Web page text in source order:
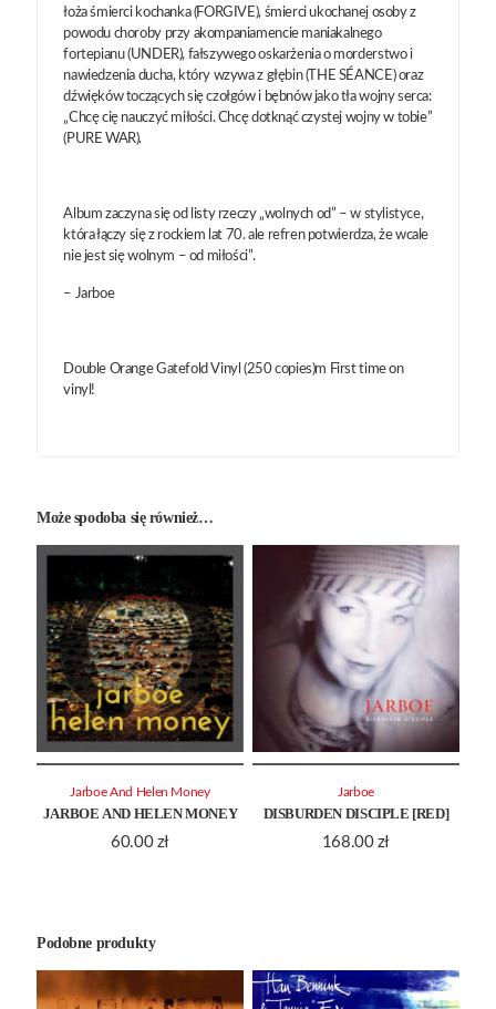
łoża śmierci kochanka (FORGIVE), śmierci ukochanej osoby z
powodu choroby przy akompaniamencie maniakalnego
fortepianu (UNDER), fałszywego oskarżenia o morderstwo i
nawiedzenia ducha, który wzywa z głębin (THE SÉANCE) oraz
dźwięków toczących się czołgów i bębnów jako tła wojny serca:
„Chcę cię nauczyć miłości. Chcę dotknąć czystej wojny w tobie”
(PURE WAR).
Album zaczyna się od listy rzeczy „wolnych od” – w stylistyce,
która łączy się z rockiem lat 70. ale refren potwierdza, że wcale
nie jest się wolnym – od miłości”.
– Jarboe
Double Orange Gatefold Vinyl (250 copies)m First time on
vinyl!
Może spodoba się również…
JARBOE AND HELEN MONEY
60.00 zł
Jarboe And Helen Money
DISBURDEN DISCIPLE [RED]
168.00 zł
Jarboe
Podobne produkty